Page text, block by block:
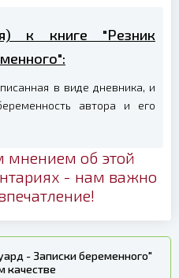
к книге "Резник
в виде дневника, и
автора и его
мнением об этой
- нам важно
- Записки беременного"
качестве